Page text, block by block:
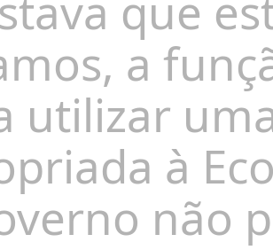
a
utilizar
à
não